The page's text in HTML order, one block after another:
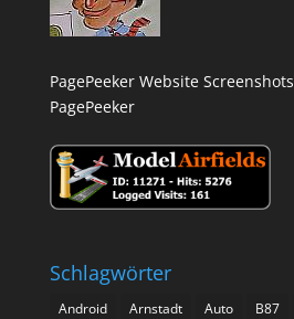
PagePeeker Website Screenshots
PagePeeker
Schlagwörter
Android Arnstadt Auto B87